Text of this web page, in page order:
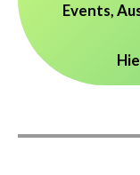
Events,